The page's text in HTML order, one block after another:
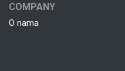
COMPANY
O nama